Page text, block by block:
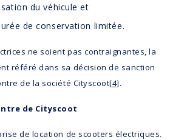
du véhicule et
de conservation limitée.
ne soient pas contraignantes, la
référé dans sa décision de sanction
de la société Cityscoot[4].
de Cityscoot
de location de scooters électriques.